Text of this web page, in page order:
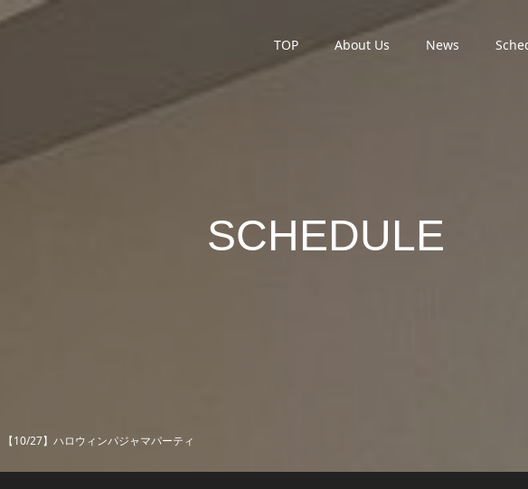
TOP About Us News
SCHEDULE
【10/27】ハロウィンパジャマパーティ